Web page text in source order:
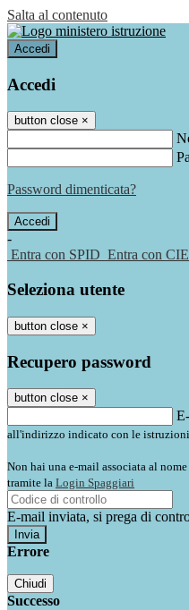
Salta al contenuto
Accedi
Accedi
button close ×
Password dimenticata?
-
Entra con SPID Entra con CIE
Seleziona utente
button close ×
Recupero password
button close ×
all'indirizzo indicato con le istruzioni
Non hai una e-mail associata al
tramite la Login Spaggiari
E-mail inviata, si prega di
Errore
Chiudi
Successo